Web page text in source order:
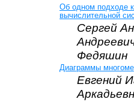
Об одном подходе
вычислительной
Сергей
Федяшин
Диаграммы
Евгений